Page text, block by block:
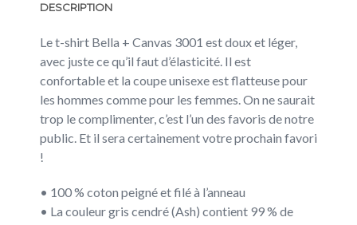
DESCRIPTION
Le t-shirt Bella + Canvas 3001 est doux et léger,
avec juste ce qu’il faut d’élasticité. Il est
confortable et la coupe unisexe est flatteuse pour
les hommes comme pour les femmes. On ne saurait
trop le complimenter, c’est l’un des favoris de notre
public. Et il sera certainement votre prochain favori
!
• 100 % coton peigné et filé à l’anneau
• La couleur gris cendré (Ash) contient 99 % de